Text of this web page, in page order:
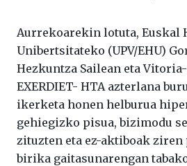
Aurrekoarekin lotuta, Euskal
Unibertsitateko (UPV/EHU)
Hezkuntza Sailean eta
EXERDIET- HTA azterlana
ikerketa honen helburua
gehiegizko pisua, bizimodu
zituzten eta ez-aktiboak
birika gaitasunarengan